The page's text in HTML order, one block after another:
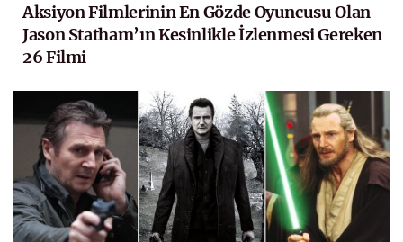
Aksiyon Filmlerinin En Gözde Oyuncusu Olan
Jason Statham’ın Kesinlikle İzlenmesi Gereken
26 Filmi